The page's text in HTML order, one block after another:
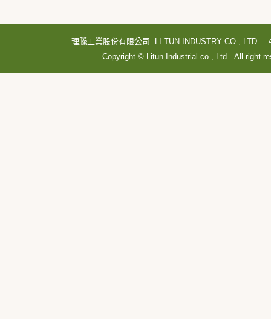
理騰工業股份有限公司 LI TUN INDUSTRY CO., LTD
Copyright © Litun Industrial co., Ltd. All right